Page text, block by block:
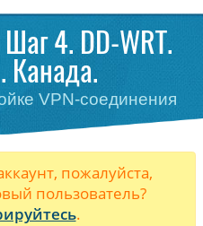
Шаг 4. DD-WRT.
Канада.
VPN-соединения
пожалуйста,
пользователь?
.